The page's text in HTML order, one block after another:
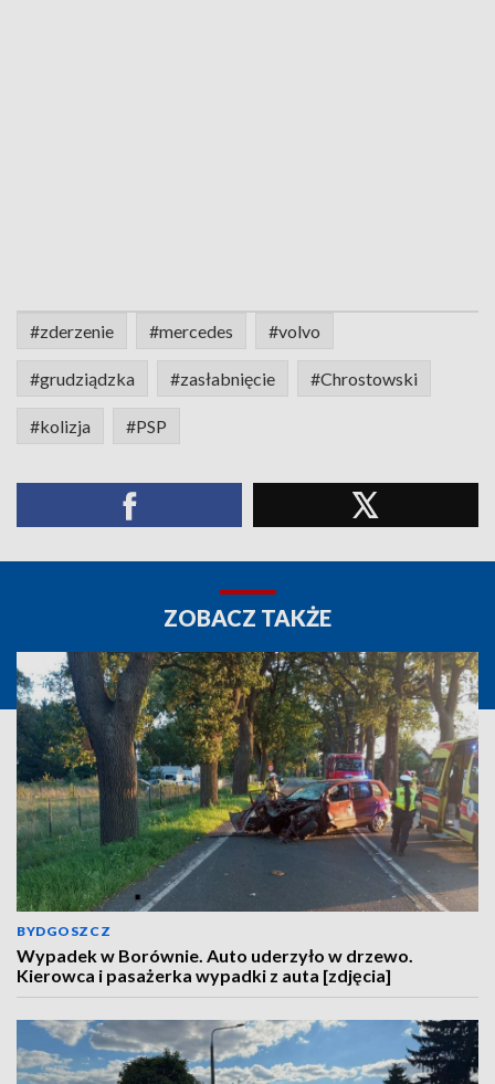
#zderzenie #mercedes #volvo
#grudziądzka #zasłabnięcie #Chrostowski
#kolizja #PSP
ZOBACZ TAKŻE
BYDGOSZCZ
Wypadek w Borównie. Auto uderzyło w drzewo.
Kierowca i pasażerka wypadki z auta [zdjęcia]